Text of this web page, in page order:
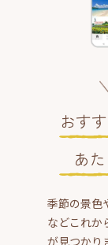
おす
あ
季節の景色
などこれか
が見つかり